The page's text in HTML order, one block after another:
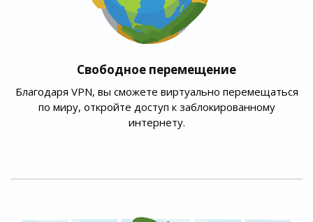
Свободное перемещение
Благодаря VPN, вы сможете виртуально перемещаться
по миру, откройте доступ к заблокированному
интернету.